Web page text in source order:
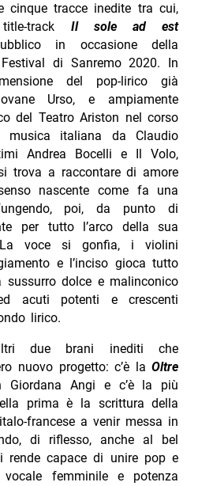
cinque tracce inedite tra cui,
track Il sole ad est
in occasione della
di Sanremo 2020. In
del pop-lirico già
Urso, e ampiamente
del Teatro Ariston nel corso
musica italiana da Claudio
Andrea Bocelli e Il Volo,
trova a raccontare di amore
nascente come fa una
poi, da punto di
per tutto l’arco della sua
voce si gonfia, i violini
e l’inciso gioca tutto
sussurro dolce e malinconico
acuti potenti e crescenti
lirico.
due brani inediti che
nuovo progetto: c’è laOltre
Giordana Angi e c’è la più
prima è la scrittura della
francese a venir messa in
di riflesso, anche al bel
capace di unire pop e
vocale femminile e potenza